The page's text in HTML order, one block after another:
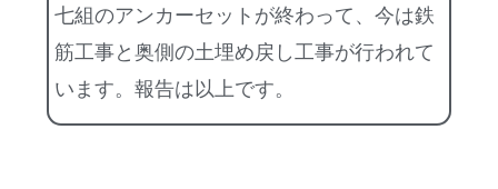
NPO法人HOPE300
お知らせ・ミッションダイアリー
七組のアンカーセットが終わって、今は鉄
筋工事と奥側の土埋め戻し工事が行われて
います。報告は以上です。